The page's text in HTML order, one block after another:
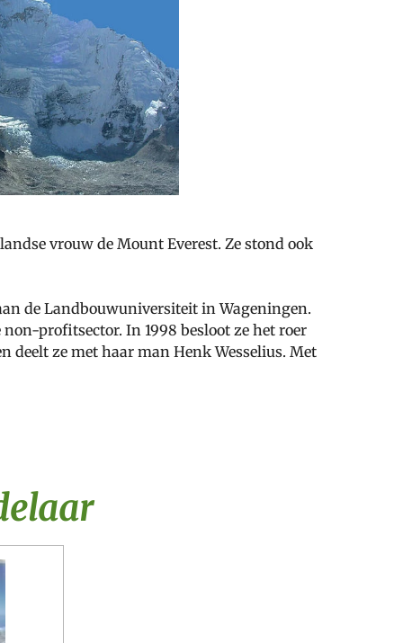
vrouw de Mount Everest. Ze stond ook
de Landbouwuniversiteit in Wageningen.
profitsector. In 1998 besloot ze het roer
deelt ze met haar man Henk Wesselius. Met